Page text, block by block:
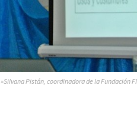
»Silvana Pistán, coordinadora de la Fundación